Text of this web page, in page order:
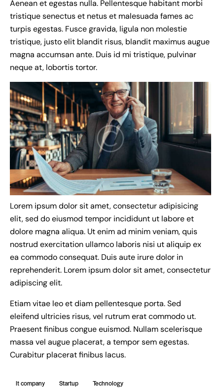
Aenean et egestas nulla. Pellentesque habitant morbi
tristique senectus et netus et malesuada fames ac
turpis egestas. Fusce gravida, ligula non molestie
tristique, justo elit blandit risus, blandit maximus augue
magna accumsan ante. Duis id mi tristique, pulvinar
neque at, lobortis tortor.
Lorem ipsum dolor sit amet, consectetur adipisicing
elit, sed do eiusmod tempor incididunt ut labore et
dolore magna aliqua. Ut enim ad minim veniam, quis
nostrud exercitation ullamco laboris nisi ut aliquip ex
ea commodo consequat. Duis aute irure dolor in
reprehenderit. Lorem ipsum dolor sit amet, consectetur
adipiscing elit.
Etiam vitae leo et diam pellentesque porta. Sed
eleifend ultricies risus, vel rutrum erat commodo ut.
Praesent finibus congue euismod. Nullam scelerisque
massa vel augue placerat, a tempor sem egestas.
Curabitur placerat finibus lacus.
It company Startup Technology